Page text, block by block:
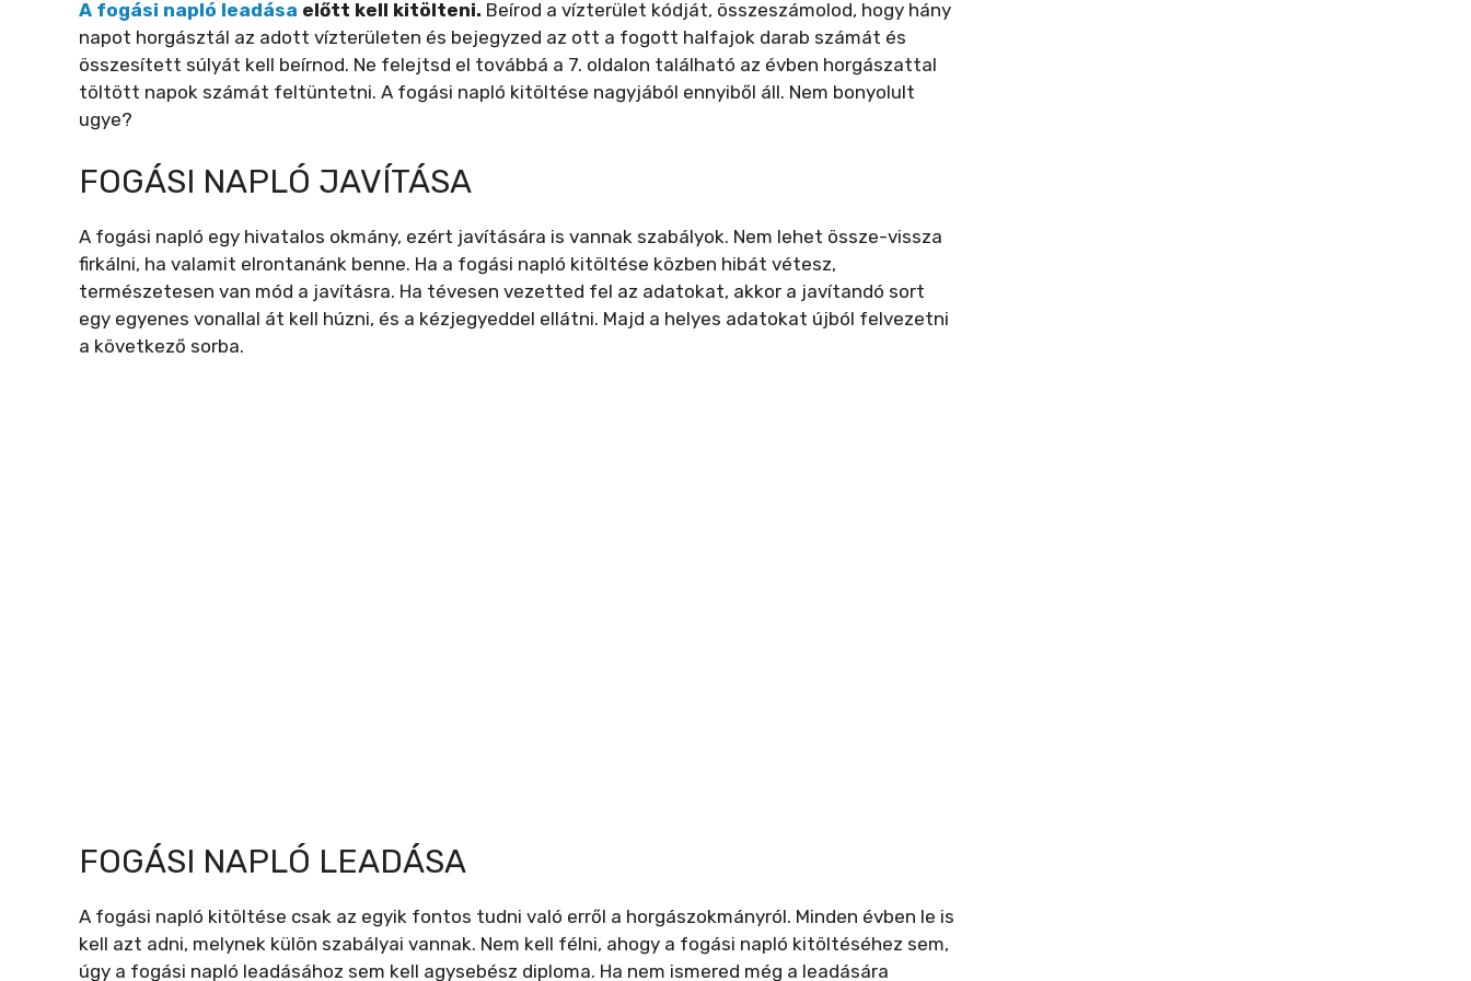
A fogási napló leadása előtt kell kitölteni. Beírod a vízterület kódját, összeszámolod, hogy hány
napot horgásztál az adott vízterületen és bejegyzed az ott a fogott halfajok darab számát és
összesített súlyát kell beírnod. Ne felejtsd el továbbá a 7. oldalon található az évben horgászattal
töltött napok számát feltüntetni. A fogási napló kitöltése nagyjából ennyiből áll. Nem bonyolult
ugye?
FOGÁSI NAPLÓ JAVÍTÁSA
A fogási napló egy hivatalos okmány, ezért javítására is vannak szabályok. Nem lehet össze-vissza
firkálni, ha valamit elrontanánk benne. Ha a fogási napló kitöltése közben hibát vétesz,
természetesen van mód a javításra. Ha tévesen vezetted fel az adatokat, akkor a javítandó sort
egy egyenes vonallal át kell húzni, és a kézjegyeddel ellátni. Majd a helyes adatokat újból felvezetni
a következő sorba.
FOGÁSI NAPLÓ LEADÁSA
A fogási napló kitöltése csak az egyik fontos tudni való erről a horgászokmányról. Minden évben le is
kell azt adni, melynek külön szabályai vannak. Nem kell félni, ahogy a fogási napló kitöltéséhez sem,
úgy a fogási napló leadásához sem kell agysebész diploma. Ha nem ismered még a leadására